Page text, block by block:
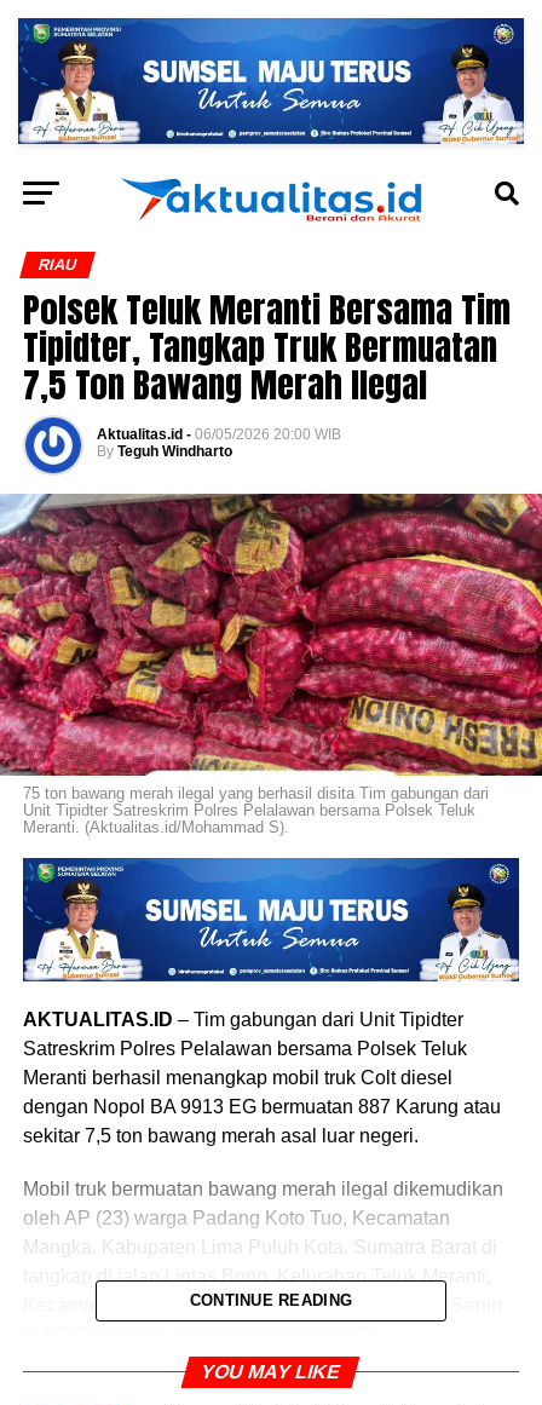
RIAU
Polsek Teluk Meranti Bersama Tim
Tipidter, Tangkap Truk Bermuatan
7,5 Ton Bawang Merah Ilegal
Aktualitas.id - 06/05/2026 20:00 WIB
By Teguh Windharto
75 ton bawang merah ilegal yang berhasil disita Tim gabungan dari
Unit Tipidter Satreskrim Polres Pelalawan bersama Polsek Teluk
Meranti. (Aktualitas.id/Mohammad S).
AKTUALITAS.ID – Tim gabungan dari Unit Tipidter
Satreskrim Polres Pelalawan bersama Polsek Teluk
Meranti berhasil menangkap mobil truk Colt diesel
dengan Nopol BA 9913 EG bermuatan 887 Karung atau
sekitar 7,5 ton bawang merah asal luar negeri.
Mobil truk bermuatan bawang merah ilegal dikemudikan
oleh AP (23) warga Padang Koto Tuo, Kecamatan
Mangka, Kabupaten Lima Puluh Kota, Sumatra Barat di
tangkap di jalan Lintas Bono, Kelurahan Teluk Meranti,
Kecamatan Teluk Meranti, Kabupaten Pelalawan, Senin
Sementara pengungkapan kasus bawang ilegal ini
CONTINUE READING
YOU MAY LIKE